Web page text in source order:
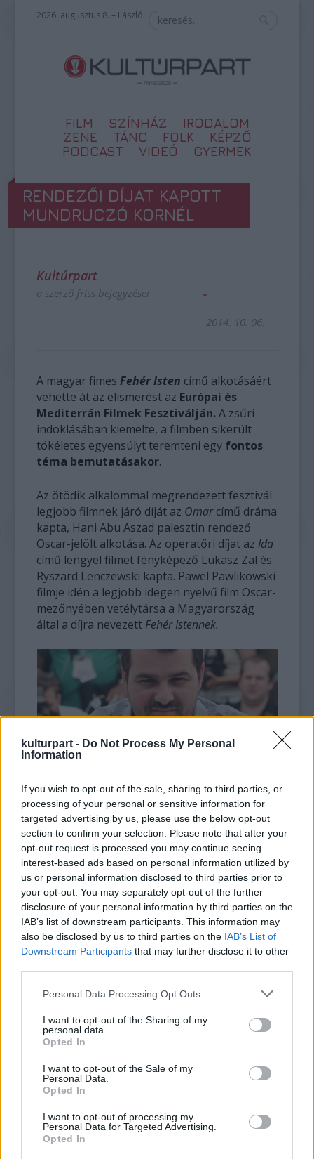
kulturpart - Do Not Process My Personal
Information
If you wish to opt-out of the sale, sharing to third parties, or
processing of your personal or sensitive information for
targeted advertising by us, please use the below opt-out
section to confirm your selection. Please note that after your
opt-out request is processed you may continue seeing
interest-based ads based on personal information utilized by
us or personal information disclosed to third parties prior to
your opt-out. You may separately opt-out of the further
disclosure of your personal information by third parties on the
IAB’s list of downstream participants. This information may
also be disclosed by us to third parties on the IAB’s List of
Downstream Participants that may further disclose it to other
Please note that this website/app uses one or more Google
not limited to your visit or usage behaviour. You may click to
grant or deny consent to Google and its third-party tags to
use your data for below specified purposes in below Google
consent section.
Personal Data Processing Opt Outs
I want to opt-out of the Sharing of my
personal data.
Opted In
I want to opt-out of the Sale of my
Personal Data.
Opted In
I want to opt-out of processing my
Personal Data for Targeted Advertising.
Opted In
2026. augusztus 8. – László
FILM SZÍNHÁZ
IRODALOM
ZENE
TÁNC FOLK
KÉPZŐ
PODCAST
VIDEÓ GYERMEK
RENDEZŐI DÍJAT KAPOTT
MUNDRUCZÓ KORNÉL
Kultúrpart
a szerző friss bejegyzései
2014. 10. 06.
A magyar fimesFehér Isten című alkotásáért
vehette át az elismerést az Európai és
Mediterrán Filmek Fesztiválján.A zsűri
indoklásában kiemelte, a filmben sikerült
tökéletes egyensúlyt teremteni egy fontos
téma bemutatásakor.
Az ötödik alkalommal megrendezett fesztivál
legjobb filmnek járó díját az Omarcímű dráma
kapta, Hani Abu Aszad palesztin rendező
Oscar-jelölt alkotása. Az operatőri díjat az Ida
című lengyel filmet fényképező Lukasz Zal és
Ryszard Lenczewski kapta. Pawel Pawlikowski
filmje idén a legjobb idegen nyelvű film Oscar-
mezőnyében vetélytársa a Magyarország
által a díjra nevezett Fehér Istennek.
fotó: budaorsiinfo.hu
A pirani mustra versenymezőnyében 14 film
szerepelt. Bemutatták a versenyprogramban
az Oscar-díjasA nagy szépségcímű filmet is
Paolo Sorrentino rendezésében. Az október
1. és 5. között lezajlott seregszemlén
dokumentumfilmeket is láthatott a közönség,
emellett gyermek- és ifjúsági programokat és
számos workshopot is szerveztek.
Film Mundruczó Kornél